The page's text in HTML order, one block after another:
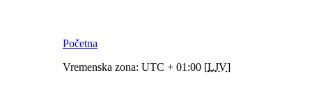
Početna
Vremenska zona: UTC + 01:00 [LJV]